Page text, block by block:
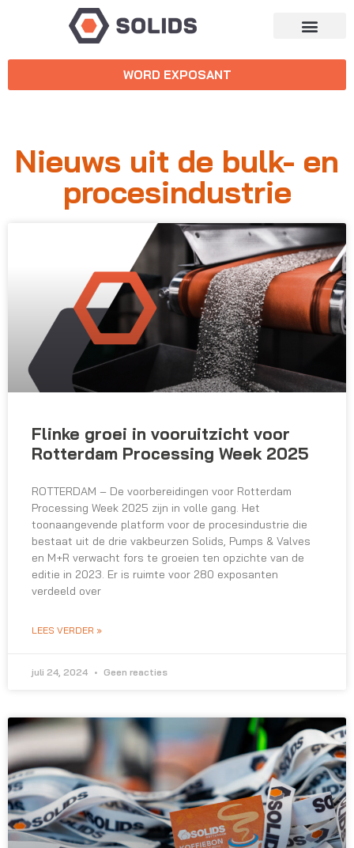
WORD EXPOSANT
Nieuws uit de bulk- en
procesindustrie
Flinke groei in vooruitzicht voor
Rotterdam Processing Week 2025
ROTTERDAM – De voorbereidingen voor Rotterdam
Processing Week 2025 zijn in volle gang. Het
toonaangevende platform voor de procesindustrie die
bestaat uit de drie vakbeurzen Solids, Pumps & Valves
en M+R verwacht fors te groeien ten opzichte van de
editie in 2023. Er is ruimte voor 280 exposanten
verdeeld over
LEES VERDER »
juli 24, 2024 Geen reacties